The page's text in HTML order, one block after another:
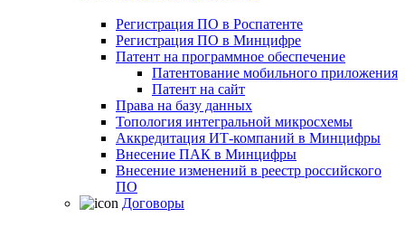
Регистрация ПО в Роспатенте
Регистрация ПО в Минцифре
Патент на программное обеспечение
Патентование мобильного приложения
Патент на сайт
Права на базу данных
Топология интегральной микросхемы
Аккредитация ИТ-компаний в Минцифры
Внесение ПАК в Минцифры
Внесение изменений в реестр российского
ПО
Договоры